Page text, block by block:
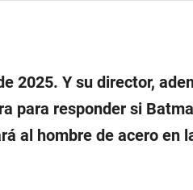
2025. Y su director,
para responder si
al hombre de acero en